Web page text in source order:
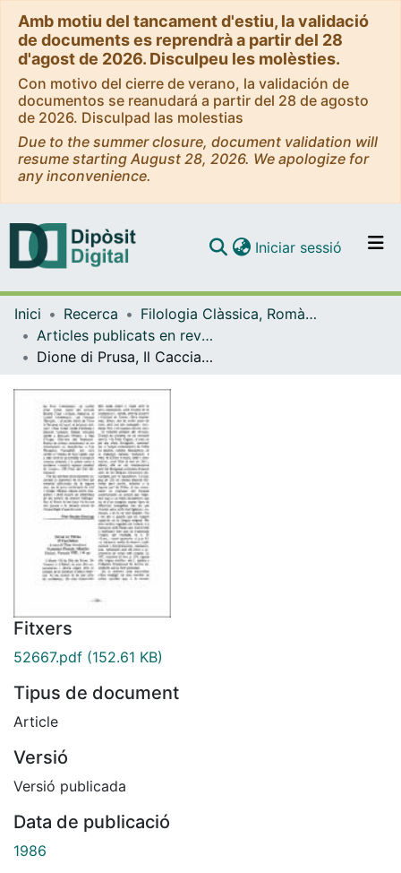
Amb motiu del tancament d'estiu, la validació
de documents es reprendrà a partir del 28
d'agost de 2026. Disculpeu les molèsties.
Con motivo del cierre de verano, la validación de
documentos se reanudará a partir del 28 de agosto
de 2026. Disculpad las molestias
Due to the summer closure, document validation will
resume starting August 28, 2026. We apologize for
any inconvenience.
Navega per tot el DD
Com publicar
Iniciar sessió (current)
Inici Recerca
Filologia Clàssica, Romànica i Semítica
Articles publicats en revistes (Filologia Clàssica, Romànica i Semítica)
Dione di Prusa, Il Cacciatore, a cura di E. Avezzú e F. Donadi
Fitxers
52667.pdf (152.61 KB)
Tipus de document
Article
Versió
Versió publicada
Data de publicació
1986